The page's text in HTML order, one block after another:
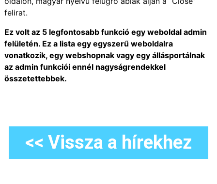
felirat.
Ez volt az 5 legfontosabb funkció egy weboldal admin
felületén. Ez a lista egy egyszerű weboldalra
vonatkozik, egy webshopnak vagy egy állásportálnak
az admin funkciói ennél nagyságrendekkel
összetettebbek.
<< Vissza a hírekhez